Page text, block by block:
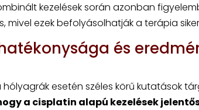
kezelések során azonban
mivel ezek befolyásolhatják a terápia
és
esetén széles körű kutatások
a cisplatin alapú kezelések